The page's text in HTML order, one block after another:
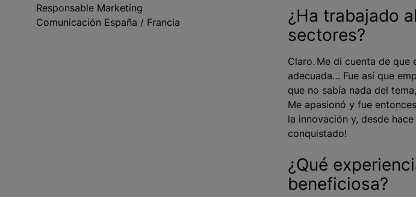
Responsable Marketing
Comunicación España / Francia
¿Ha trabajado
sectores?
Claro. Me di cuenta de
adecuada… Fue así que
que no sabía nada del
Me apasionó y fue
la innovación y, desde
conquistado!
¿Qué
beneficiosa?